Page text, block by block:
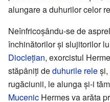
alungare a duhurilor celor
Neînfricoșându-se de
închinătorilor și slujitorilor
Dioclețian, exorcistul
stăpâniți deduhurile releși,
rugăciunii, le alunga și-i
Mucenic Hermes va arăta